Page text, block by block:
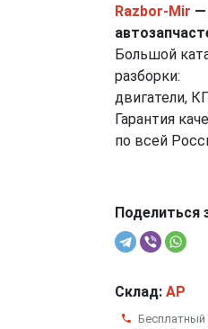
Razbor-Mir —
Большой
разборки:
двигатели,
Гарантия
по всей
Поделиться
Склад: AP
Бесплатный